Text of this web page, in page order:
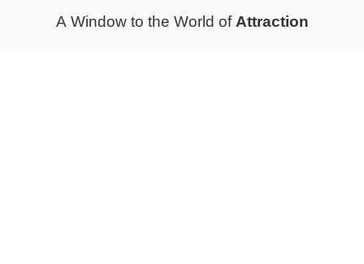
A Window to the World ofAttraction